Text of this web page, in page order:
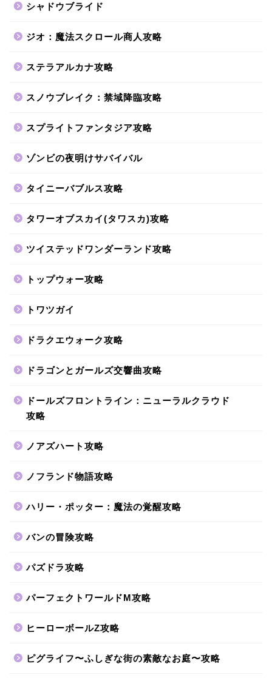
シャドウブライド
ジオ：魔法スクロール商人攻略
ステラアルカナ攻略
スノウブレイク：禁域降臨攻略
スプライトファンタジア攻略
ゾンビの夜明けサバイバル
タイニーバブルス攻略
タワーオブスカイ(タワスカ)攻略
ツイステッドワンダーランド攻略
トップウォー攻略
トワツガイ
ドラクエウォーク攻略
ドラゴンとガールズ交響曲攻略
ドールズフロントライン：ニューラルクラウド
攻略
ノアズハート攻略
ノフランド物語攻略
ハリー・ポッター：魔法の覚醒攻略
バンの冒険攻略
パズドラ攻略
パーフェクトワールドM攻略
ヒーローボールZ攻略
ピグライフ〜ふしぎな街の素敵なお庭〜攻略